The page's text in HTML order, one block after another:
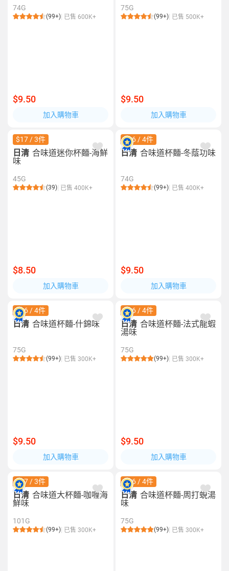
74G
(99+) 已售 600K+
$9.50
加入購物車
75G
(99+) 已售 500K+
$9.50
加入購物車
$17 / 3件
日清 合味道迷你杯麵-海鮮
味
45G
(39) 已售 400K+
$8.50
加入購物車
$26 / 4件
日清 合味道杯麵-冬蔭功味
74G
(99+) 已售 400K+
$9.50
加入購物車
$26 / 4件
日清 合味道杯麵-什錦味
75G
(99+) 已售 300K+
$9.50
加入購物車
$26 / 4件
日清 合味道杯麵-法式龍蝦
湯味
75G
(99+) 已售 300K+
$9.50
加入購物車
$27 / 3件
日清 合味道大杯麵-咖喱海
鮮味
101G
(99+) 已售 300K+
$26 / 4件
日清 合味道杯麵-周打蜆湯
味
75G
(99+) 已售 300K+